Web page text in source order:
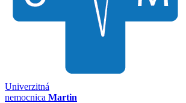
Univerzitná
nemocnica Martin